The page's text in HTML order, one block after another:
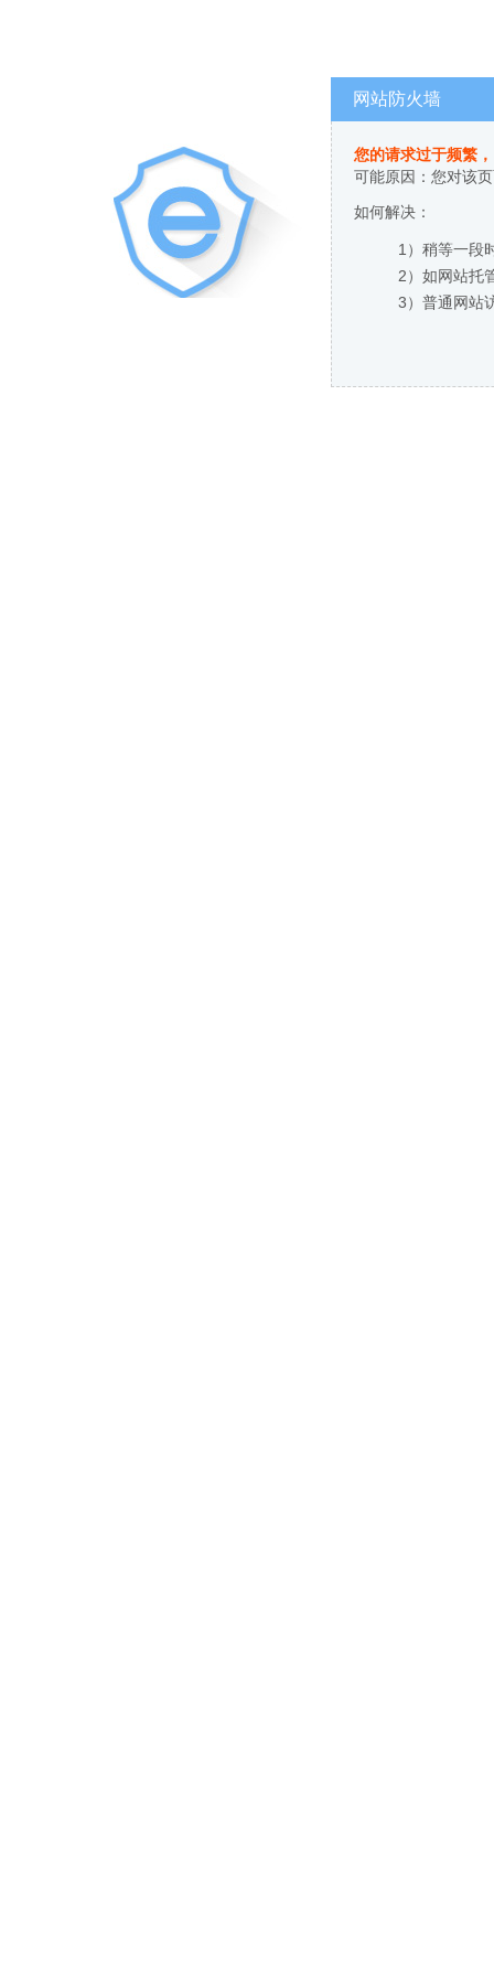
网站防火墙
您的请求过于频繁
可能原因：您对该
如何解决：
1）稍等一段
2）如网站托
3）普通网站